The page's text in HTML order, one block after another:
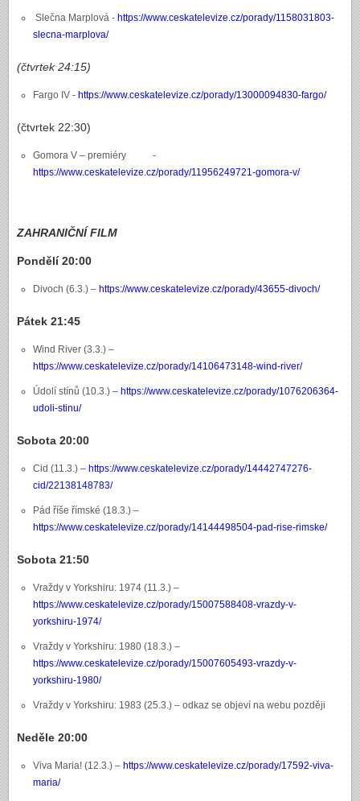
Slečna Marplová - https://www.ceskatelevize.cz/porady/1158031803-
slecna-marplova/
(čtvrtek 24:15)
Fargo IV - https://www.ceskatelevize.cz/porady/13000094830-fargo/
(čtvrtek 22:30)
Gomora V – premiéry -
https://www.ceskatelevize.cz/porady/11956249721-gomora-v/
ZAHRANIČNÍ FILM
Pondělí 20:00
Divoch (6.3.) – https://www.ceskatelevize.cz/porady/43655-divoch/
Pátek 21:45
Wind River (3.3.) –
https://www.ceskatelevize.cz/porady/14106473148-wind-river/
Údolí stínů (10.3.) – https://www.ceskatelevize.cz/porady/1076206364-
udoli-stinu/
Sobota 20:00
Cid (11.3.) – https://www.ceskatelevize.cz/porady/14442747276-
cid/22138148783/
Pád říše římské (18.3.) –
https://www.ceskatelevize.cz/porady/14144498504-pad-rise-rimske/
Sobota 21:50
Vraždy v Yorkshiru: 1974 (11.3.) –
https://www.ceskatelevize.cz/porady/15007588408-vrazdy-v-
yorkshiru-1974/
Vraždy v Yorkshiru: 1980 (18.3.) –
https://www.ceskatelevize.cz/porady/15007605493-vrazdy-v-
yorkshiru-1980/
Vraždy v Yorkshiru: 1983 (25.3.) – odkaz se objeví na webu později
Neděle 20:00
Viva Maria! (12.3.) – https://www.ceskatelevize.cz/porady/17592-viva-
maria/